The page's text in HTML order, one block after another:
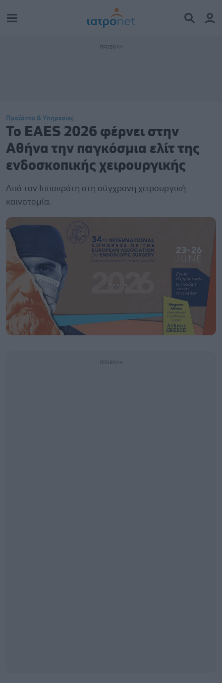
Προϊόντα & Υπηρεσίες
Το EAES 2026 φέρνει στην
Αθήνα την παγκόσμια ελίτ της
ενδοσκοπικής χειρουργικής
Από τον Ιπποκράτη στη σύγχρονη χειρουργική
καινοτομία.